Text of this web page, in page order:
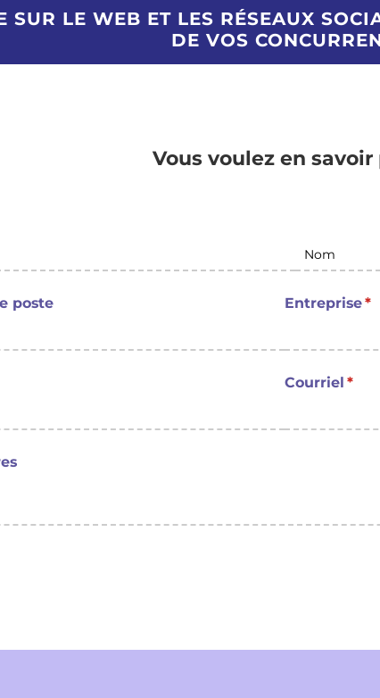
SUR LE WEB ET LES RÉSEAUX
DE VOS
Vous voulez en savoir